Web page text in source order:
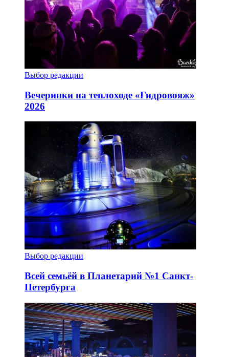
Выбор редакции
Вечеринки на теплоходе «Гидровояж»
2026
Выбор редакции
Всей семьёй в Планетарий №1 Санкт-
Петербурга